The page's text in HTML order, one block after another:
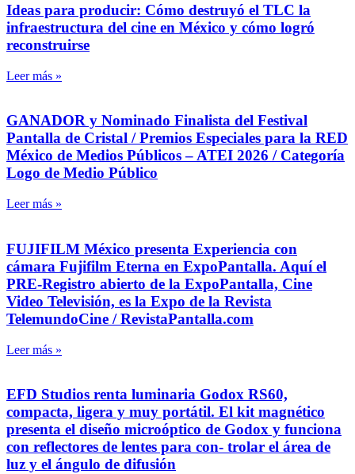
Ideas para producir: Cómo destruyó el TLC la
infraestructura del cine en México y cómo logró
reconstruirse
Leer más »
GANADOR y Nominado Finalista del Festival
Pantalla de Cristal / Premios Especiales para la RED
México de Medios Públicos – ATEI 2026 / Categoría
Logo de Medio Público
Leer más »
FUJIFILM México presenta Experiencia con
cámara Fujifilm Eterna en ExpoPantalla. Aquí el
PRE-Registro abierto de la ExpoPantalla, Cine
Video Televisión, es la Expo de la Revista
TelemundoCine / RevistaPantalla.com
Leer más »
EFD Studios renta luminaria Godox RS60,
compacta, ligera y muy portátil. El kit magnético
presenta el diseño microóptico de Godox y funciona
con reflectores de lentes para con- trolar el área de
luz y el ángulo de difusión